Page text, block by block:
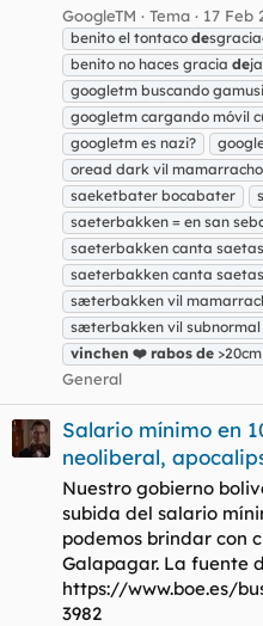
GoogleTM Tema 17 Feb
benito el tontaco de
benito no haces gracia de
googletm buscando
googletm cargando móvil
googletm es nazi?
oread dark vil
saeketbater bocabater
saeterbakken = en san
saeterbakken canta
saeterbakken canta
sæterbakken vil
sæterbakken vil
vinchen ❤️ rabos de >20cm
General
Salario mínimo en
neoliberal,
Nuestro gobierno
subida del salario
podemos brindar con
Galapagar. La fuente
https://www.boe.es/
3982